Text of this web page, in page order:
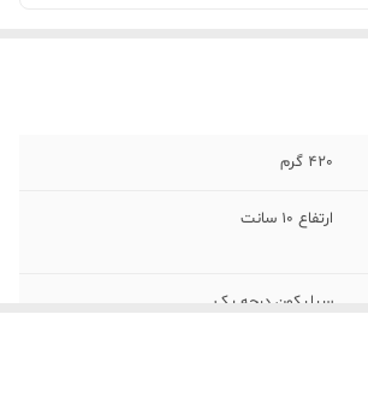
420 گرم
ارتفاع 10 سانت
سیلیکون درجه یک